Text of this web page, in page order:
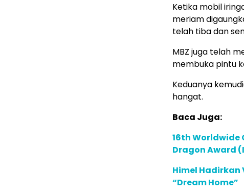
Ketika mobil
meriam
telah tiba dan
MBZ juga telah
membuka pintu
Keduanya
hangat.
Baca Juga:
16th Worldwide
Dragon Award
Himel Hadirkan
“Dream Home”